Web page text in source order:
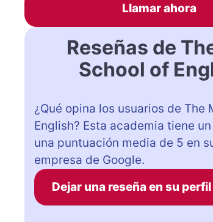
Llamar ahora
Reseñas de
School of
¿Qué opina los usuarios de The
English? Esta academia tiene
una puntuación media de 5 en
empresa de Google.
Dejar una reseña en su